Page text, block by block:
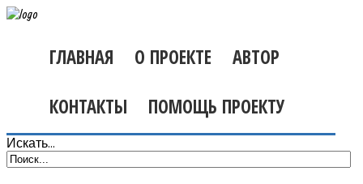
ГЛАВНАЯ О ПРОЕКТЕ
АВТОР
КОНТАКТЫ
ПОМОЩЬ ПРОЕКТУ
Искать...